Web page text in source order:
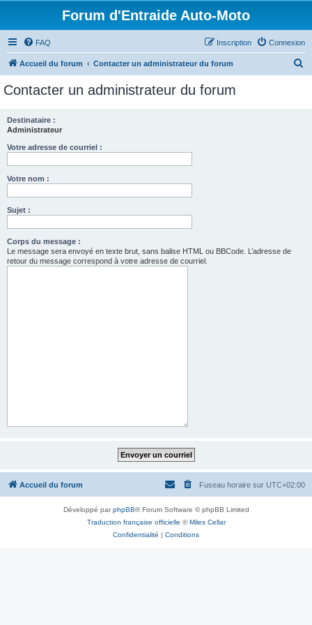
Forum d'Entraide Auto-Moto
FAQ Connexion
Inscription
Accueil du forum Contacter un administrateur du forum
Contacter un administrateur du forum
Destinataire :
Administrateur
Votre adresse de courriel :
Votre nom :
Sujet :
Corps du message :
Le message sera envoyé en texte brut, sans balise HTML ou BBCode. L’adresse de
retour du message correspond à votre adresse de courriel.
Accueil du forum Fuseau horaire sur UTC+02:00
Développé parphpBB® Forum Software © phpBB Limited
Traduction française officielle ©Miles Cellar
Confidentialité | Conditions